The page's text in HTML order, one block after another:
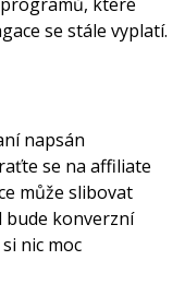
se stále vyplatí.
napsán
se na affiliate
může slibovat
bude konverzní
nic moc